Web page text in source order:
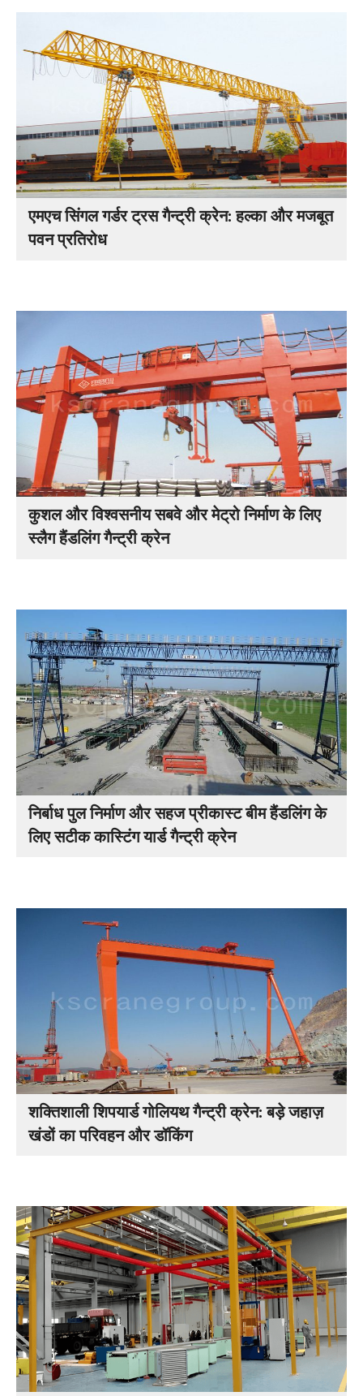
एमएच सिंगल गर्डर ट्रस गैन्ट्री क्रेन: हल्का और मजबूत
पवन प्रतिरोध
कुशल और विश्वसनीय सबवे और मेट्रो निर्माण के लिए
स्लैग हैंडलिंग गैन्ट्री क्रेन
निर्बाध पुल निर्माण और सहज प्रीकास्ट बीम हैंडलिंग के
लिए सटीक कास्टिंग यार्ड गैन्ट्री क्रेन
शक्तिशाली शिपयार्ड गोलियथ गैन्ट्री क्रेन: बड़े जहाज़
खंडों का परिवहन और डॉकिंग